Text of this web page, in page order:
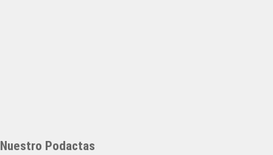
Nuestro Podactas